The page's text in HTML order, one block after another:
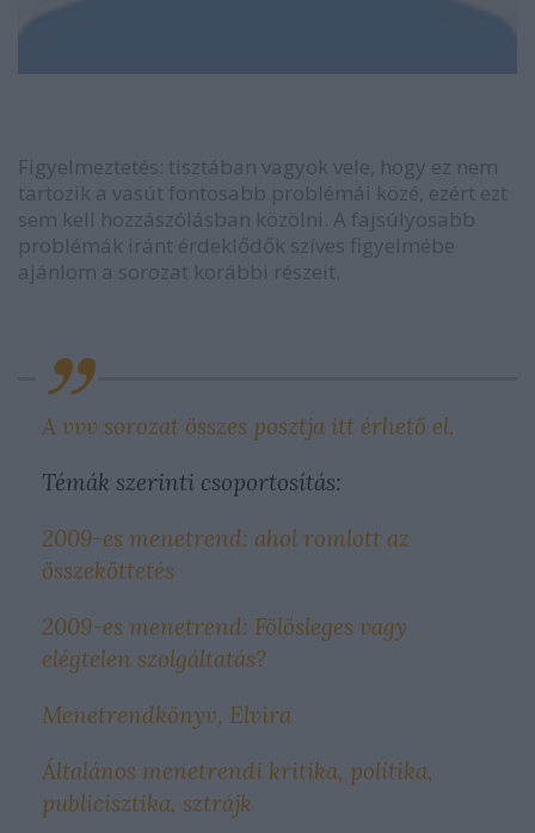
Figyelmeztetés: tisztában vagyok vele, hogy ez nem
tartozik a vasút fontosabb problémái közé, ezért ezt
sem kell hozzászólásban közölni. A fajsúlyosabb
problémák iránt érdeklődők szíves figyelmébe
ajánlom a sorozat korábbi részeit.
A vvv sorozat összes posztja itt érhető el.
Témák szerinti csoportosítás:
2009-es menetrend: ahol romlott az
összeköttetés
2009-es menetrend: Fölösleges vagy
elégtelen szolgáltatás?
Menetrendkönyv, Elvira
Általános menetrendi kritika, politika,
publicisztika, sztrájk